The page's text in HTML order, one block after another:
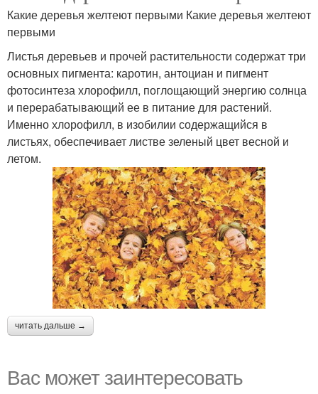
Какие деревья желтеют первыми Какие деревья желтеют
первыми
Листья деревьев и прочей растительности содержат три
основных пигмента: каротин, антоциан и пигмент
фотосинтеза хлорофилл, поглощающий энергию солнца
и перерабатывающий ее в питание для растений.
Именно хлорофилл, в изобилии содержащийся в
листьях, обеспечивает листве зеленый цвет весной и
летом.
читать дальше →
Вас может заинтересовать